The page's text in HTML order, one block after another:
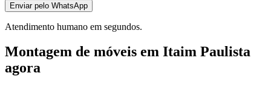
Enviar pelo WhatsApp
Atendimento humano em segundos.
Montagem de móveis em Itaim Paulista
agora